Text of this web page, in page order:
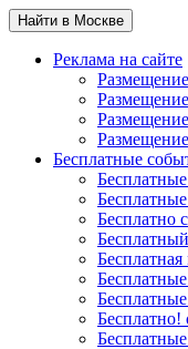
Найти в Москве
Реклама на сайте
Бесплатные
Бесплатно
Бесплатно!